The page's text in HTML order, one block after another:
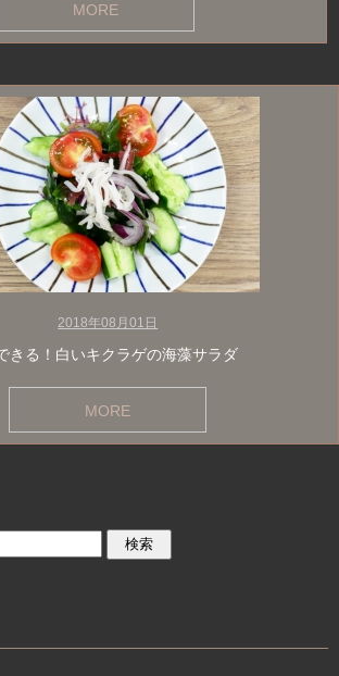
MORE
2018年08月01日
きる！白いキクラゲの海藻サラダ
MORE